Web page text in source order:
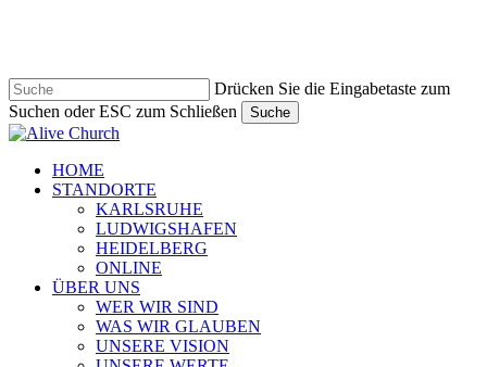
Drücken Sie die Eingabetaste zum
Suchen oder ESC zum Schließen
Suche
Suche
Navigationsmenü
HOME
STANDORTE
KARLSRUHE
LUDWIGSHAFEN
HEIDELBERG
ONLINE
ÜBER UNS
WER WIR SIND
WAS WIR GLAUBEN
UNSERE VISION